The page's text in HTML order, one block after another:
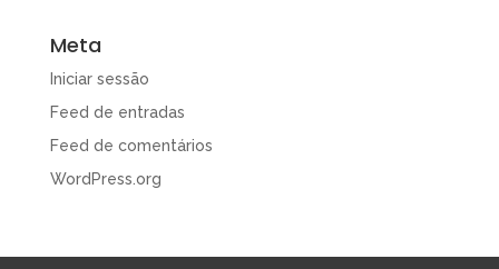
Meta
Iniciar sessão
Feed de entradas
Feed de comentários
WordPress.org